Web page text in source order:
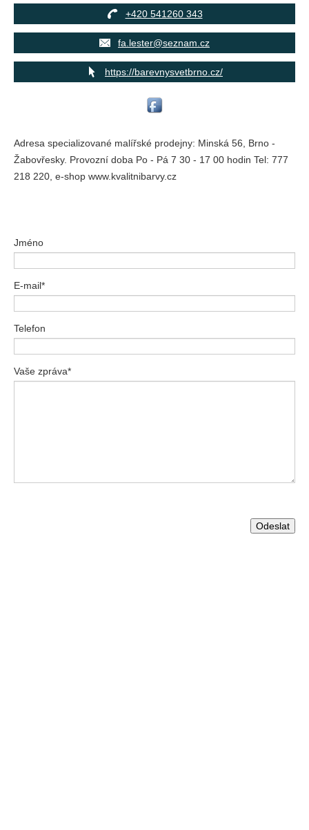
+420 541260 343
fa.lester@seznam.cz
https://barevnysvetbrno.cz/
Adresa specializované malířské prodejny: Minská 56, Brno -
Žabovřesky. Provozní doba Po - Pá 7 30 - 17 00 hodin Tel: 777
218 220, e-shop www.kvalitnibarvy.cz
Jméno
E-mail*
Telefon
Vaše zpráva*